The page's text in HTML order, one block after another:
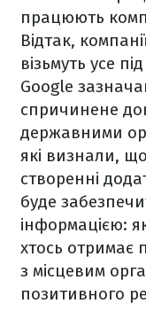
працюють
Відтак,
візьмуть усе
Google
спричинене
державними
які визнали,
створенні
буде
інформацією:
хтось отримає
з місцевим
позитивного